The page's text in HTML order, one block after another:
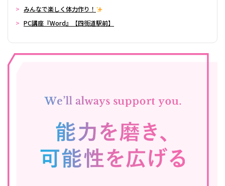
みんなで楽しく体力作り！
PC講座『Word』【四街道駅前】